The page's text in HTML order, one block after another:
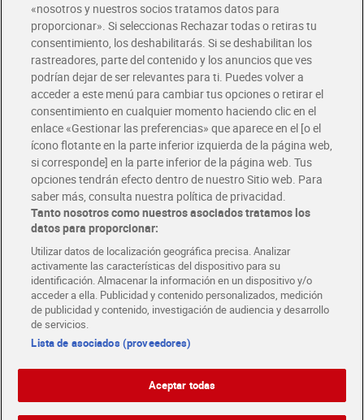
Glovo y Uber Eats
Solicita tu factura de Glovo o Uber Eats
Únete al CLUB Dia
Disfruta las ventajas y ofertas exclusivas.
Descárgate la APP Dia
Folletos y Tiendas
Descubre las mejores ofertas y busca tu tienda más cercana
Tarjeta MaX Dia
Te devuelve hasta 8€/mes de tus compras.
¡Solicita tu tarjeta de crédito aquí!
COMER MEJOR CADA DIA
COLABORA CON DIA ABRE TU TIENDA DIA CORPORATE
«nosotros y nuestros socios tratamos datos para
proporcionar». Si seleccionas Rechazar todas o retiras tu
consentimiento, los deshabilitarás. Si se deshabilitan los
rastreadores, parte del contenido y los anuncios que ves
podrían dejar de ser relevantes para ti. Puedes volver a
acceder a este menú para cambiar tus opciones o retirar el
consentimiento en cualquier momento haciendo clic en el
enlace «Gestionar las preferencias» que aparece en el [o el
ícono flotante en la parte inferior izquierda de la página web,
si corresponde] en la parte inferior de la página web. Tus
opciones tendrán efecto dentro de nuestro Sitio web. Para
saber más, consulta nuestra política de privacidad.
Tanto nosotros como nuestros asociados tratamos los
datos para proporcionar:
Utilizar datos de localización geográfica precisa. Analizar
activamente las características del dispositivo para su
identificación. Almacenar la información en un dispositivo y/o
acceder a ella. Publicidad y contenido personalizados, medición
de publicidad y contenido, investigación de audiencia y desarrollo
de servicios.
Lista de asociados (proveedores)
Aceptar todas